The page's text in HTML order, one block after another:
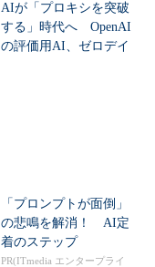
AIが「プロキシを突破
する」時代へ OpenAI
の評価用AI、ゼロデイ
「プロンプトが面倒」
の悲鳴を解消！ AI定
着のステップ
PR(ITmedia エンタープライ